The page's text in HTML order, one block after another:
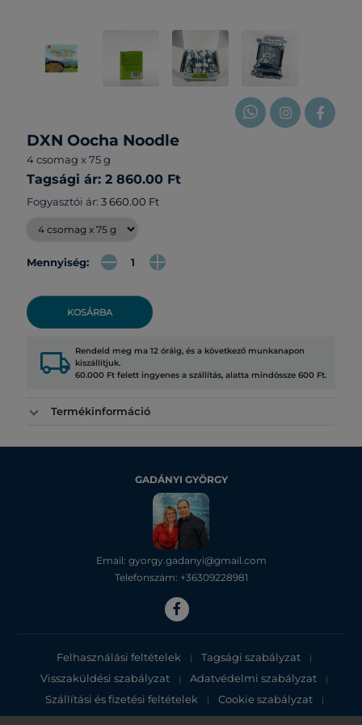
DXN Oocha Noodle
4 csomag x 75 g
Tagsági ár: 2 860.00 Ft
Fogyasztói ár: 3 660.00 Ft
Mennyiség:
KOSÁRBA
local_shipping Rendeld meg ma 12 óráig, és a következő munkanapon
kiszállítjuk.
60.000 Ft felett ingyenes a szállítás, alatta mindössze 600 Ft.
Termékinformáció
GADÁNYI GYÖRGY
Email: gyorgy.gadanyi@gmail.com
Telefonszám: +36309228981
Felhasználási feltételek | Tagsági szabályzat |
Visszaküldési szabályzat | Adatvédelmi szabályzat |
Szállítási és fizetési feltételek | Cookie szabályzat |
Adatvédelmi tájékoztató